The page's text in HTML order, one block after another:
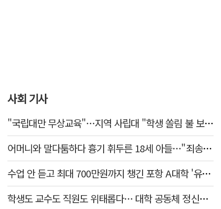
사회 기사
"국립대만 무상교육"…지역 사립대 "학생 쏠림 불 보듯"
어머니와 말다툼하다 흉기 휘두른 18세 아들…"죄송하지 않나" 묻자 침묵
수업 안 듣고 최대 700만원까지 챙긴 포항 A대학 '유령 선수' 등 19명 무더기 송치
학생도 교수도 직원도 위태롭다… 대학 공동체 정신건강 '빨간불'